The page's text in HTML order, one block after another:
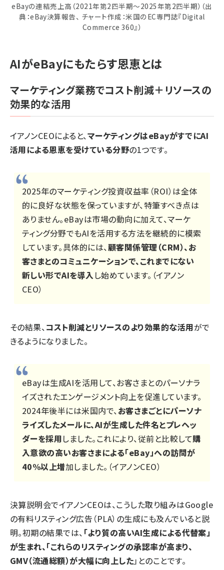
eBayの連結売上高（2021年第2四半期〜2025年第2四半期）（出
典：eBay決算報告、 チャート作成：米国のEC専門誌『Digital
Commerce 360』）
AIがeBayにもたらす恩恵とは
マーケティング業務でコスト削減＋リソースの
効果的な活用
イアノンCEOによると、マーケティングはeBayがすでにAI
活用による恩恵を受けている分野の1つです。
2025年のマーケティング投資収益率（ROI）は全体
的に良好な状態を保っていますが、特筆すべき点は
ありません。eBayは市場の動向に加えて、マーケ
ティング分野でもAIを活用する方法を継続的に模索
しています。具体的には、顧客関係管理（CRM）、お
客さまとのコミュニケーションで、これまでにない
新しい形でAIを導入 し始めています。（イアノン
CEO）
その結果、 コスト削減とリソースのより効果的な活用がで
きるようになりました。
eBayは生成AIを活用して、お客さまとのパーソナラ
イズされたエンゲージメント向上を促進しています。
2024年後半には米国内で、 お客さまごとにパーソナ
ライズしたメールに、AIが生成した件名とプレヘッ
ダーを採用しました。これにより、従前と比較して購
入意欲の高いお客さまによる「eBay」への訪問が
40%以上増加しました。（イアノンCEO）
決算説明会でイアノンCEOは、こうした取り組みはGoogle
の有料リスティング広告（PLA）の生成にも及んでいると説
明。初期の結果では、 「より質の高いAI生成による代替案」
が生まれ、「これらのリスティングの承認率が高まり、
GMV（流通総額）が大幅に向上した」とのことです。